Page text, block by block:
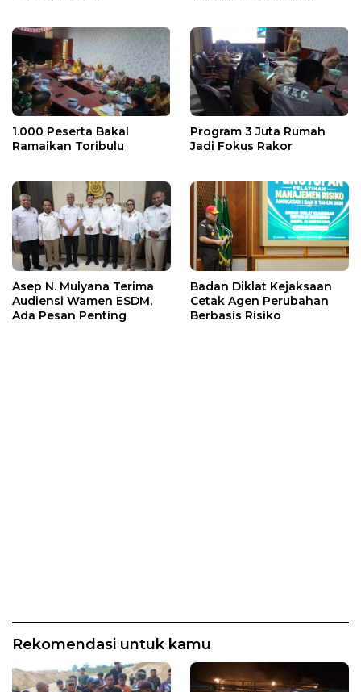
1.000 Peserta Bakal
Ramaikan Toribulu
Program 3 Juta Rumah
Jadi Fokus Rakor
Asep N. Mulyana Terima
Audiensi Wamen ESDM,
Ada Pesan Penting
Badan Diklat Kejaksaan
Cetak Agen Perubahan
Berbasis Risiko
Rekomendasi untuk kamu